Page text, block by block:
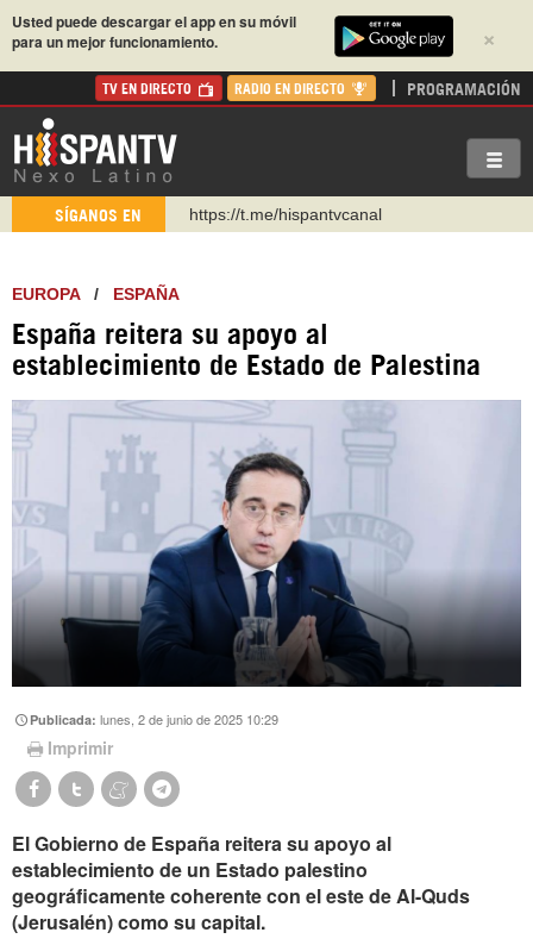
×
Usted puede descargar el app en su móvil
para un mejor funcionamiento.
TV EN DIRECTO RADIO EN DIRECTO PROGRAMACIÓN
SÍGANOS EN
https://urmedium.com/c/hispantv
https://www.facebook.com/Nexolatino.Canal
https://www.youtube.com/@nexo_latino
https://t.me/hispantvcanal
EUROPA/ ESPAÑA
España reitera su apoyo al
establecimiento de Estado de Palestina
Publicada:lunes, 2 de junio de 2025 10:29
Imprimir
El Gobierno de España reitera su apoyo al
establecimiento de un Estado palestino
geográficamente coherente con el este de Al-Quds
(Jerusalén) como su capital.